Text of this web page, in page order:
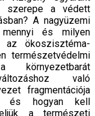
szerepe a védett
A nagyüzemi
mennyi és milyen
az ökoszisztéma-
természetvédelmi
való
fragmentációja
és hogyan kell
a természeti